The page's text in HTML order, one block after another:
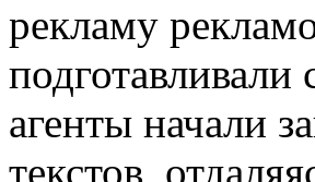
рекламу
агенты начали
текстов,